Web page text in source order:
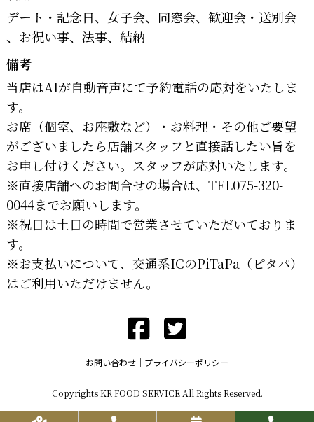
デート・記念日
女子会 同窓会
歓迎会・送別会
お祝い事
法事
結納
備考
当店はAIが自動音声にて予約電話の応対をいたしま
す。
お席（個室、お座敷など）・お料理・その他ご要望
がございましたら店舗スタッフと直接話したい旨を
お申し付けください。スタッフが応対いたします。
※直接店舗へのお問合せの場合は、TEL075-320-
0044までお願いします。
※祝日は土日の時間で営業させていただいておりま
す。
※お支払いについて、交通系ICのPiTaPa（ピタパ）
はご利用いただけません。
お問い合わせ プライバシーポリシー
Copyrights KR FOOD SERVICE All Rights Reserved.